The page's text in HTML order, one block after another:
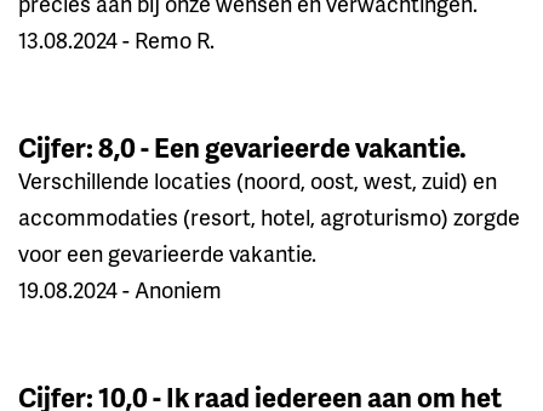
13.08.2024 - Remo R.
Cijfer: 8,0 - Een gevarieerde vakantie.
Verschillende locaties (noord, oost, west, zuid) en
accommodaties (resort, hotel, agroturismo) zorgde
voor een gevarieerde vakantie.
19.08.2024 - Anoniem
Cijfer: 10,0 - Ik raad iedereen aan om het